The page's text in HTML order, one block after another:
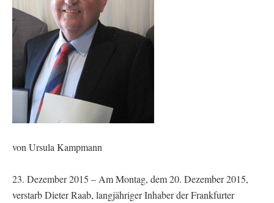
von Ursula Kampmann
23. Dezember 2015 – Am Montag, dem 20. Dezember 2015,
verstarb Dieter Raab, langjähriger Inhaber der Frankfurter